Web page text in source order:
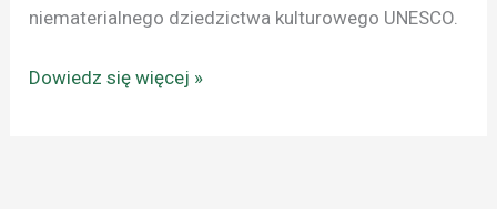
niematerialnego dziedzictwa kulturowego UNESCO.
Dowiedz się więcej »